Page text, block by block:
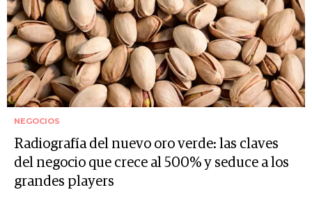
NEGOCIOS
Radiografía del nuevo oro verde: las claves
del negocio que crece al 500% y seduce a los
grandes players